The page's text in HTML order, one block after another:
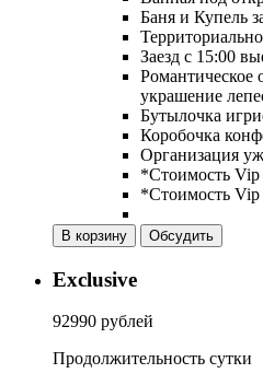
Баня и Купель
Заезд с 15:00
Романтическое
украшение
Бутылочка
Коробочка
Организация
*Стоимость
*Стоимость
В корзину Обсудить
Exclusive
92990 рублей
Продолжительность сутки